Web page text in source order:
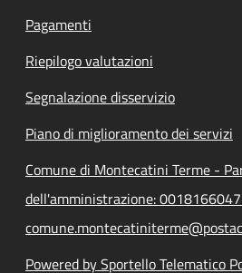
Pagamenti
Riepilogo valutazioni
Segnalazione disservizio
Piano di miglioramento dei servizi
Comune di Montecatini Terme -
dell'amministrazione:
Powered by Sportello Telematico